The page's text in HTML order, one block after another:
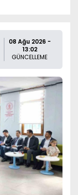
08 Ağu 2026 -
13:02
GÜNCELLEME